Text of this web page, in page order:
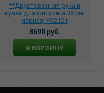
**Двусторонняя рука и
кулак для фистинга 36 см.
чёрная, YC2121
8690 руб.
В КОРЗИНУ